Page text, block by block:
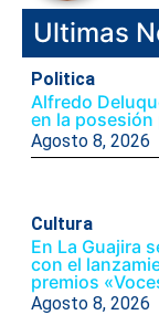
Ultimas
Politica
Alfredo
en la
Agosto 8, 2026
Cultura
En La Guajira
con el
premios
Agosto 8, 2026